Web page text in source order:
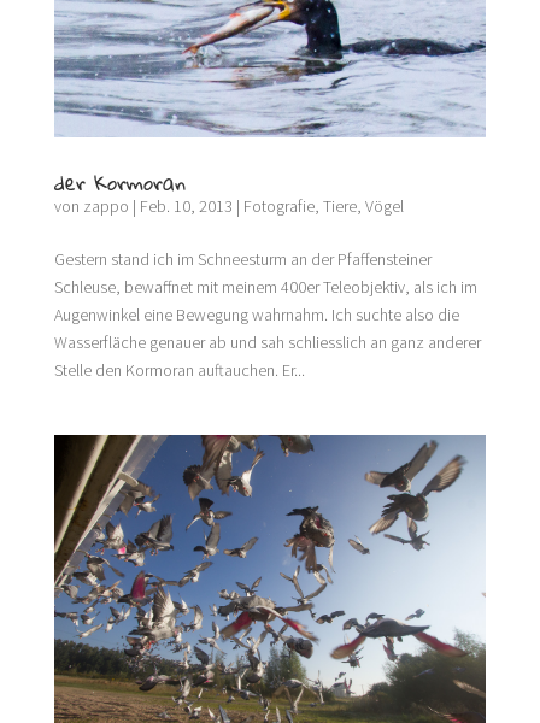
der Kormoran
von zappo | Feb. 10, 2013 | Fotografie, Tiere, Vögel
Gestern stand ich im Schneesturm an der Pfaffensteiner
Schleuse, bewaffnet mit meinem 400er Teleobjektiv, als ich im
Augenwinkel eine Bewegung wahrnahm. Ich suchte also die
Wasserfläche genauer ab und sah schliesslich an ganz anderer
Stelle den Kormoran auftauchen. Er...